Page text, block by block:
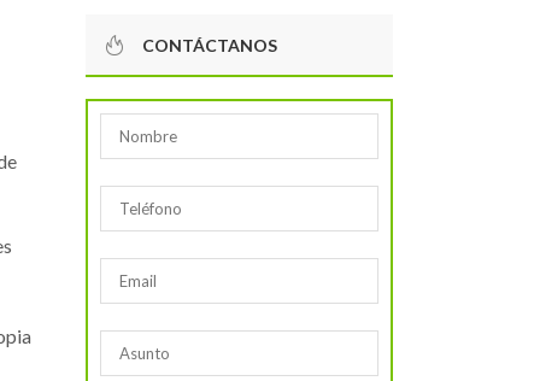
CONTÁCTANOS